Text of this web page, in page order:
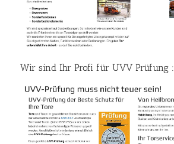
Wir sind Ihr Profi für UVV Prüfung :